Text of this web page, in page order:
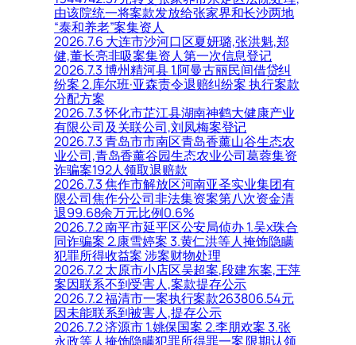
由该院统一将案款发放给张家界和长沙两地
“泰和养老”案集资人
2026.7.6 大连市沙河口区夏妍璐,张洪魁,郑
健,董长亮非吸案集资人第一次信息登记
2026.7.3 博州精河县 1.阿曼古丽民间借贷纠
纷案 2.库尔班·亚森责令退赔纠纷案 执行案款
分配方案
2026.7.3 怀化市芷江县湖南神鹤大健康产业
有限公司及关联公司,刘凤梅案登记
2026.7.3 青岛市市南区青岛香薰山谷生态农
业公司,青岛香薰谷园生态农业公司葛蓉集资
诈骗案192人领取退赔款
2026.7.3 焦作市解放区河南亚圣实业集团有
限公司焦作分公司非法集资案第八次资金清
退99.68余万元比例0.6%
2026.7.2 南平市延平区公安局侦办 1.吴x珠合
同诈骗案 2.康雪婷案 3.黄仁洪等人掩饰隐瞒
犯罪所得收益案 涉案财物处理
2026.7.2 太原市小店区吴超案,段建东案,王萍
案因联系不到受害人,案款提存公示
2026.7.2 福清市一案执行案款263806.54元
因未能联系到被害人,提存公示
2026.7.2 济源市 1.姚保国案 2.李朋欢案 3.张
永政等人掩饰隐瞒犯罪所得罪一案 限期认领